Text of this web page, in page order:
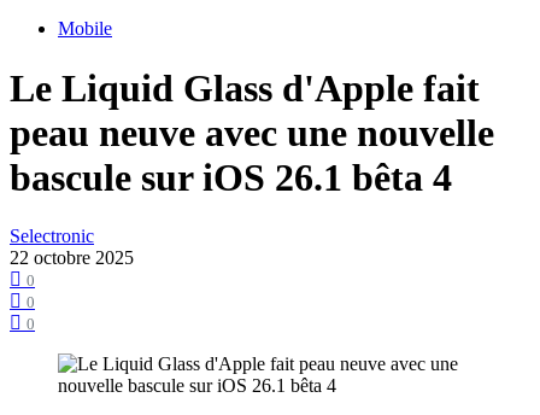
Mobile
Le Liquid Glass d'Apple fait
peau neuve avec une nouvelle
bascule sur iOS 26.1 bêta 4
Selectronic
22 octobre 2025
0
0
0